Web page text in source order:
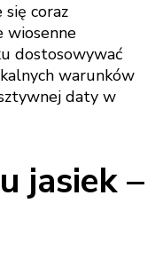
coraz
wiosenne
dostosowywać
warunków
daty w
jasiek –